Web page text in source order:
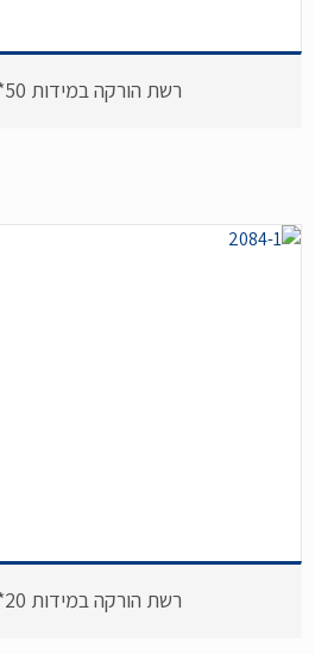
רשת הורקה במידות 50*50 - 2081
רשת הורקה במידות 20*20 - 2084